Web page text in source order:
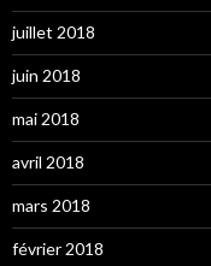
juillet 2018
juin 2018
mai 2018
avril 2018
mars 2018
février 2018